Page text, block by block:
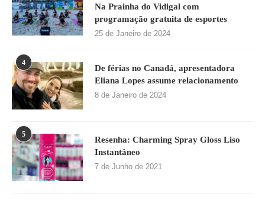
Na Prainha do Vidigal com
programação gratuita de esportes
25 de Janeiro de 2024
4
De férias no Canadá, apresentadora
Eliana Lopes assume relacionamento
8 de Janeiro de 2024
5
Resenha: Charming Spray Gloss Liso
Instantâneo
7 de Junho de 2021